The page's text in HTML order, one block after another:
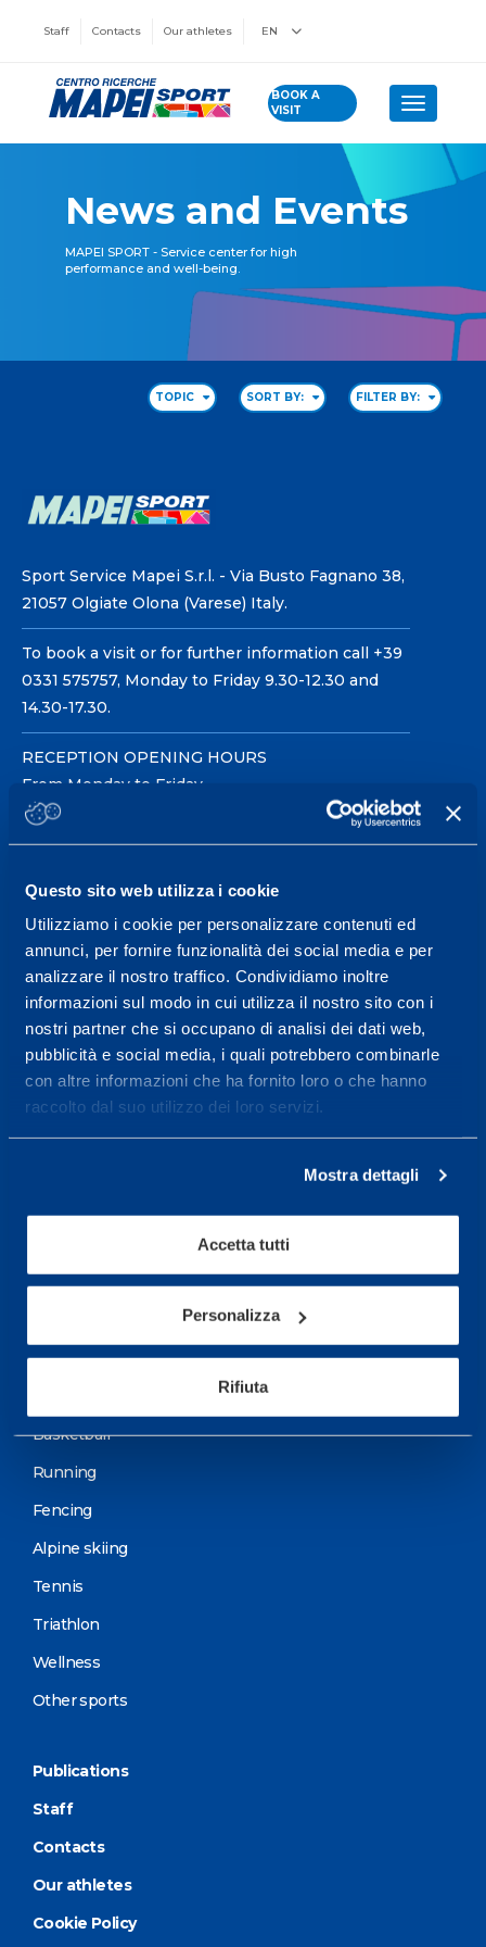
Questo sito web utilizza i cookie
Utilizziamo i cookie per personalizzare contenuti ed
annunci, per fornire funzionalità dei social media e per
analizzare il nostro traffico. Condividiamo inoltre
informazioni sul modo in cui utilizza il nostro sito con i
nostri partner che si occupano di analisi dei dati web,
pubblicità e social media, i quali potrebbero combinarle
con altre informazioni che ha fornito loro o che hanno
raccolto dal suo utilizzo dei loro servizi.
Mostra dettagli
Accetta tutti
Personalizza
Rifiuta
Staff Contacts Our athletes EN
BOOK A
VISIT
Toggle
News and Events
MAPEI SPORT - Service center for high
performance and well-being.
TOPIC SORT BY: FILTER BY:
Sport Service Mapei S.r.l. - Via Busto Fagnano 38,
21057 Olgiate Olona (Varese) Italy.
To book a visit or for further information call +39
0331 575757, Monday to Friday 9.30-12.30 and
14.30-17.30.
RECEPTION OPENING HOURS
From Monday to Friday
08.30 - 18.30
Service center for high
performance and well-
being.
More informations
Services
Sport
Cycling and MTB
Basketball
Running
Fencing
Alpine skiing
Tennis
Triathlon
Wellness
Other sports
Publications
Staff
Contacts
Our athletes
Cookie Policy